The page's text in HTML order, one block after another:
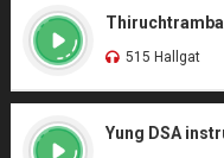
515 Hallgat
Yung DSA